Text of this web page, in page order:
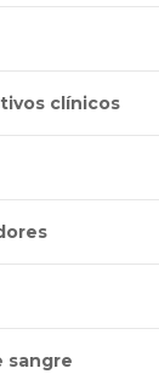
clínicos
sangre